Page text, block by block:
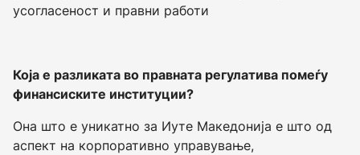
усогласеност и правни работи
Која е разликата во правната регулатива помеѓу
финансиските институции?
Она што е уникатно за Иуте Македонија е што од
аспект на корпоративно управување,